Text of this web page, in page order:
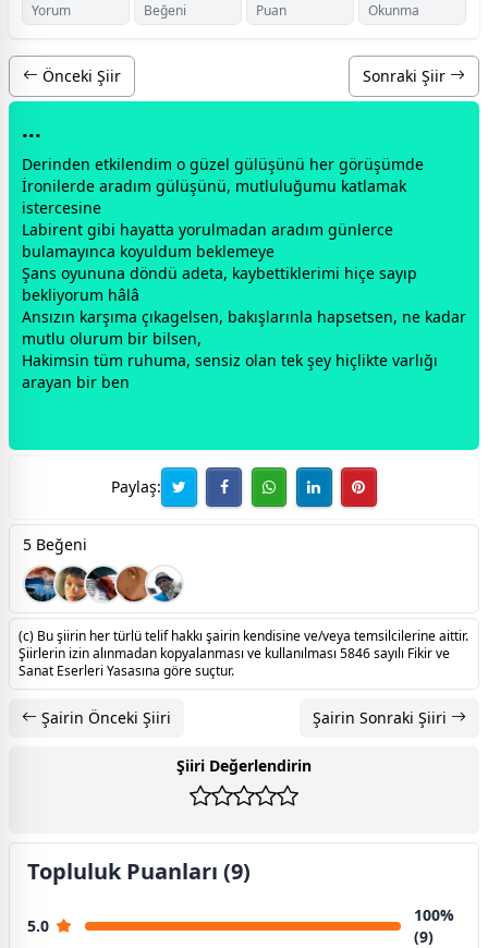
Yorum Beğeni Puan Okunma
Önceki Şiir Sonraki Şiir
...
Derinden etkilendim o güzel gülüşünü her görüşümde
İronilerde aradım gülüşünü, mutluluğumu katlamak
istercesine
Labirent gibi hayatta yorulmadan aradım günlerce
bulamayınca koyuldum beklemeye
Şans oyununa döndü adeta, kaybettiklerimi hiçe sayıp
bekliyorum hâlâ
Ansızın karşıma çıkagelsen, bakışlarınla hapsetsen, ne kadar
mutlu olurum bir bilsen,
Hakimsin tüm ruhuma, sensiz olan tek şey hiçlikte varlığı
arayan bir ben
Paylaş:
5 Beğeni
(c) Bu şiirin her türlü telif hakkı şairin kendisine ve/veya temsilcilerine aittir.
Şiirlerin izin alınmadan kopyalanması ve kullanılması 5846 sayılı Fikir ve
Sanat Eserleri Yasasına göre suçtur.
Şairin Önceki Şiiri Şairin Sonraki Şiiri
Şiiri Değerlendirin
Topluluk Puanları (9)
5.0
100%
(9)